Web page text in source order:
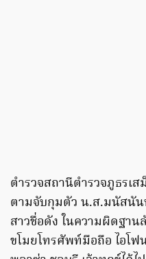
ตำรวจสถานีตำรวจภูธรเ
ตามจับกุมตัว น.ส.มนัสนั
สาวชื่อดัง ในความผิดฐา
ขโมยโทรศัพท์มือถือ ไอโ